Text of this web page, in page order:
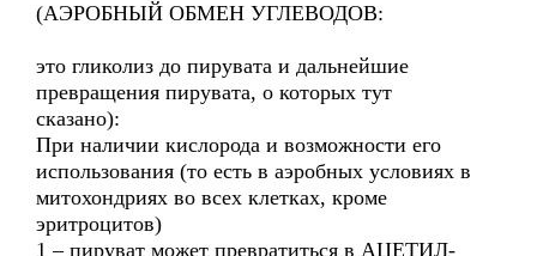
(АЭРОБНЫЙ ОБМЕН УГЛЕВОДОВ:
это гликолиз до пирувата и дальнейшие
превращения пирувата, о которых тут
сказано):
При наличии кислорода и возможности его
использования (то есть в аэробных условиях в
митохондриях во всех клетках, кроме
эритроцитов)
1 – пируват может превратиться в АЦЕТИЛ-